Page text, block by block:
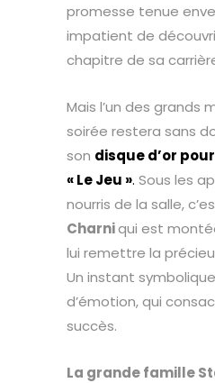
promesse tenue
impatient de
chapitre de sa
Mais l’un des grands
soirée restera sans
son disque d’or
« Le Jeu ». Sous les
nourris de la salle,
Charniqui est
lui remettre la
Un instant
d’émotion, qui
succès.
La grande famille